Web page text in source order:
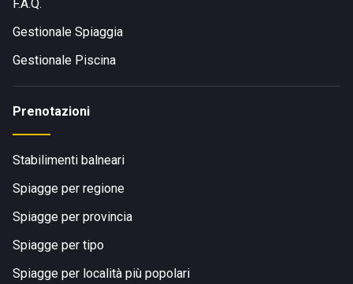
F.A.Q.
Gestionale Spiaggia
Gestionale Piscina
Prenotazioni
Stabilimenti balneari
Spiagge per regione
Spiagge per provincia
Spiagge per tipo
Spiagge per località più popolari